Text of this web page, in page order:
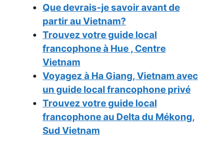
Que devrais-je savoir avant de
partir au Vietnam?
Trouvez votre guide local
francophone à Hue , Centre
Vietnam
Voyagez à Ha Giang, Vietnam avec
un guide local francophone privé
Trouvez votre guide local
francophone au Delta du Mékong,
Sud Vietnam